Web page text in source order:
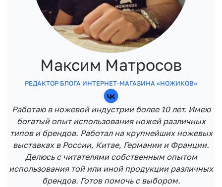
Максим Матросов
РЕДАКТОР БЛОГА ИНТЕРНЕТ-МАГАЗИНА «НОЖИКОВ»
Работаю в ножевой индустрии более 10 лет. Имею
богатый опыт использования ножей различных
типов и брендов. Работал на крупнейших ножевых
выставках в России, Китае, Германии и Франции.
Делюсь с читателями собственным опытом
использования той или иной продукции различных
брендов. Готов помочь с выбором.